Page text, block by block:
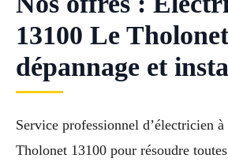
13100 Le Tholonet
dépannage et
Service professionnel d’électricien
Tholonet 13100 pour résoudre